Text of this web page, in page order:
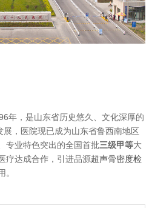
年，是山东省历史悠久、文化深厚的
，医院现已成为山东省鲁西南地区
专业特色突出的全国首批三级甲等大
疗达成合作，引进品源超声骨密度检
。